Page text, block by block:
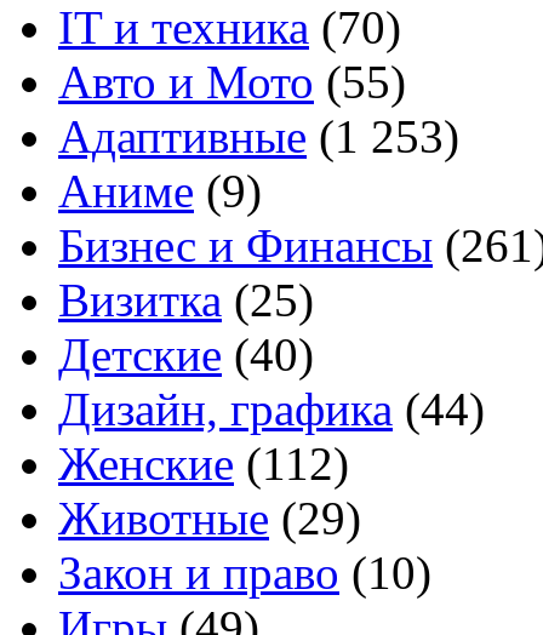
IT и техника (70)
Авто и Мото (55)
Адаптивные (1 253)
Аниме (9)
Бизнес и Финансы
Визитка (25)
Детские (40)
Дизайн, графика (44)
Женские (112)
Животные (29)
Закон и право (10)